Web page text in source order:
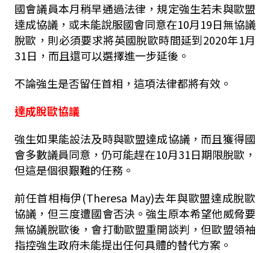
國會議員本月稍早通過法律，規定強生若未與歐盟
達成協議，或未能說服國會同意在10月19日無協議
脫歐，則必須要求將英國脫歐時間延到2020年1月
31日，而且還可以選擇進一步延後。
不論強生是否留任首相，這項法律都將有效。
達成脫歐協議
強生如果能設法及時與歐盟達成協議，而且獲得國
會多數議員同意，仍可能趕在10月31日期限脫歐，
但這是個很艱難的任務。
前任首相梅伊(Theresa May)去年與歐盟達成脫歐
協議，但三度遭國會否決。強生原本希望他威脅要
無協議脫歐後，會打動歐盟重開談判，但歐盟領袖
指控強生政府未能提出任何具體的替代方案。